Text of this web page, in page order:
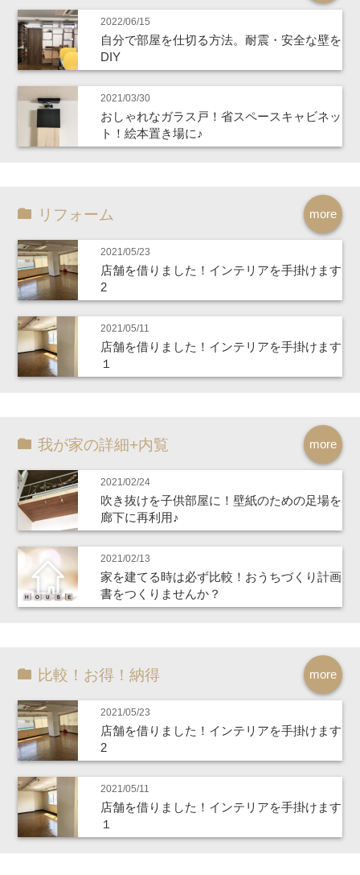
2022/06/15
自分で部屋を仕切る方法。耐震・安全な壁を
DIY
2021/03/30
おしゃれなガラス戸！省スペースキャビネッ
ト！絵本置き場に♪
more
リフォーム
2021/05/23
店舗を借りました！インテリアを手掛けます
2
2021/05/11
店舗を借りました！インテリアを手掛けます
１
more
我が家の詳細+内覧
2021/02/24
吹き抜けを子供部屋に！壁紙のための足場を
廊下に再利用♪
2021/02/13
家を建てる時は必ず比較！おうちづくり計画
書をつくりませんか？
more
比較！お得！納得
2021/05/23
店舗を借りました！インテリアを手掛けます
2
2021/05/11
店舗を借りました！インテリアを手掛けます
１